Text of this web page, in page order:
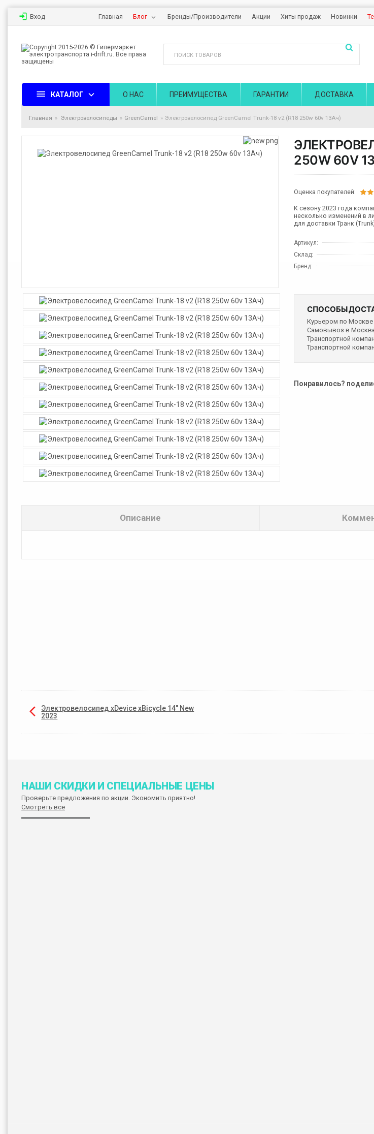
Вход Главная Блог Бренды/Производители Акции Хиты продаж Новинки
КАТАЛОГ О НАС ПРЕИМУЩЕСТВА ГАРАНТИИ ДОСТАВКА
Главная Электровелосипеды GreenCamel Электровелосипед GreenCamel Trunk-18 v2 (R18 250w 60v 13Aч)
250W 60V
Оценка покупателей:
К сезону 2023 года
несколько изменений в
для доставки Транк
Артикул:
Склад:
Бренд:
СПОСОБЫ
Курьером по
Самовывоз в
Транспортной
Транспортной
Понравилось?
Описание
Электровелосипед xDevice xBicycle 14" New
2023
НАШИ СКИДКИ И СПЕЦИАЛЬНЫЕ ЦЕНЫ
Проверьте предложения по акции. Экономить приятно!
Смотреть все